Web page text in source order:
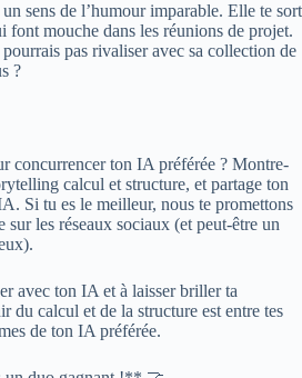
sens de l’humour imparable. Elle te sort
font mouche dans les réunions de projet.
pas rivaliser avec sa collection de
?
concurrencer ton IA préférée ? Montre-
calcul et structure, et partage ton
Si tu es le meilleur, nous te promettons
sur les réseaux sociaux (et peut-être un
avec ton IA et à laisser briller ta
du calcul et de la structure est entre tes
de ton IA préférée.